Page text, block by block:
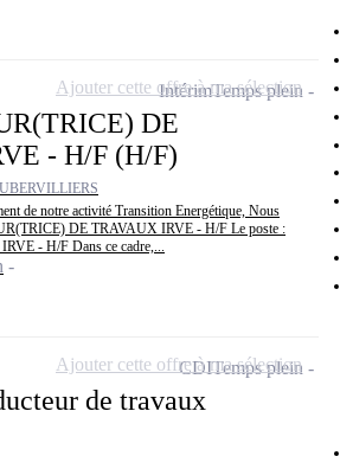
DE
- H/F (H/F)
de notre activité Transition Energétique, Nous
DE TRAVAUX IRVE - H/F Le poste :
- H/F Dans ce cadre,...
IntérimTemps plein
Ajouter cette offre à ma sélection
de travaux
CDITemps plein
Ajouter cette offre à ma sélection